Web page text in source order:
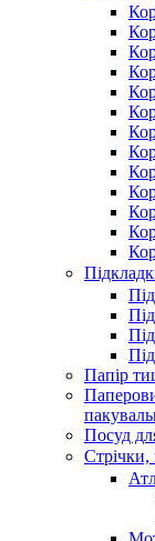
Папір
Посуд
Стрічки,